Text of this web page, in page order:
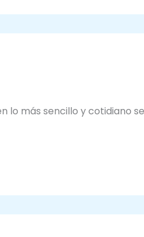
lo más sencillo y cotidiano